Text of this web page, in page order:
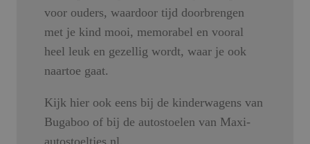
voor ouders, waardoor tijd doorbrengen
met je kind mooi, memorabel en vooral
heel leuk en gezellig wordt, waar je ook
naartoe gaat.
Kijk hier ook eens bij de kinderwagens van
Bugaboo of bij de autostoelen van Maxi-
autostoeltjes.nl.